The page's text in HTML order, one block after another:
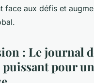
face aux défis et
: Le journal
pour